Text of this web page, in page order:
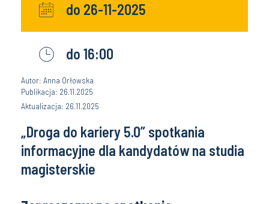
do 26-11-2025
do 16:00
Autor: Anna Orłowska
Publikacja: 26.11.2025
Aktualizacja: 26.11.2025
„Droga do kariery 5.0” spotkania
informacyjne dla kandydatów na studia
magisterskie